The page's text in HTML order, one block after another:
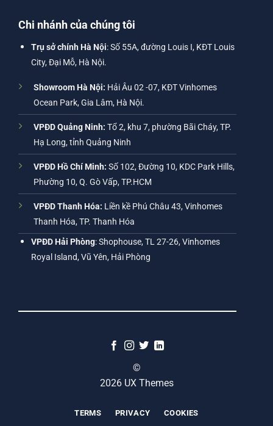
Chi nhánh của chúng tôi
Trụ sở chính Hà Nội: Số 55A, đường Louis I, KĐT Louis
City, Đại Mỗ, Hà Nội.
Showroom Hà Nội: Hải Âu 02 -07, KĐT Vinhomes
Ocean Park, Gia Lâm, Hà Nội.
VPĐD Quảng Ninh: Tổ 2, khu 7, phường Bãi Cháy, TP.
Hạ Long, tỉnh Quảng Ninh
VPĐD Hồ Chí Minh: Số 102, Đường 10, KDC Park Hills,
Phường 10, Q. Gò Vấp, TP.HCM
VPĐD Thanh Hóa: Liền kề Phú Châu 43, Vinhomes
Thanh Hóa, TP. Thanh Hóa
VPĐD Hải Phòng: Shophouse, TL 27-26, Vinhomes
Royal Island, Vũ Yên, Hải Phòng
©
2026 UX Themes
TERMS PRIVACY COOKIES